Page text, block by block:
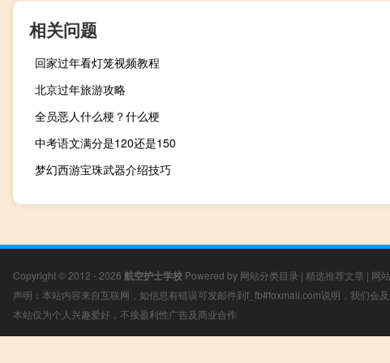
相关问题
回家过年看灯笼视频教程
北京过年旅游攻略
全员恶人什么梗？什么梗
中考语文满分是120还是150
梦幻西游宝珠武器介绍技巧
Copyright © 2012 - 2026 航空护士学校 Powered by 网站分类目录 | 精选推荐文章 | 网
声明：本站内容来自互联网，如信息有错误可发邮件到f_fb#foxmail.com说明，我们会
本站仅为个人兴趣爱好，不接盈利性广告及商业合作